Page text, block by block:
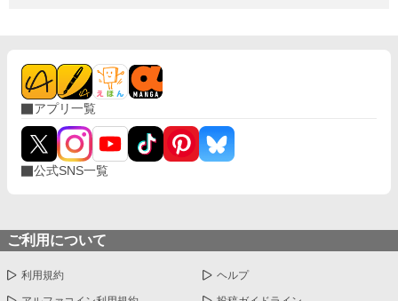
アプリ一覧
公式SNS一覧
ご利用について
利用規約 ヘルプ